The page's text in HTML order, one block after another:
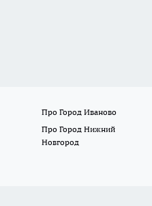
Про Город Иваново
Про Город Нижний
Новгород